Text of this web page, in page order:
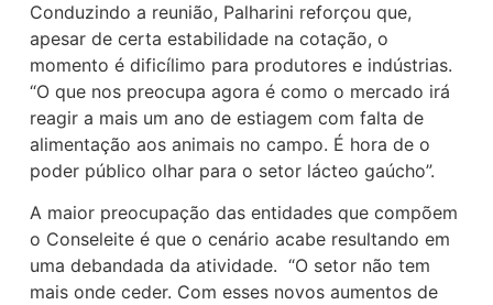
Conduzindo a reunião, Palharini reforçou que,
apesar de certa estabilidade na cotação, o
momento é dificílimo para produtores e indústrias.
“O que nos preocupa agora é como o mercado irá
reagir a mais um ano de estiagem com falta de
alimentação aos animais no campo. É hora de o
poder público olhar para o setor lácteo gaúcho”.
A maior preocupação das entidades que compõem
o Conseleite é que o cenário acabe resultando em
uma debandada da atividade. “O setor não tem
mais onde ceder. Com esses novos aumentos de